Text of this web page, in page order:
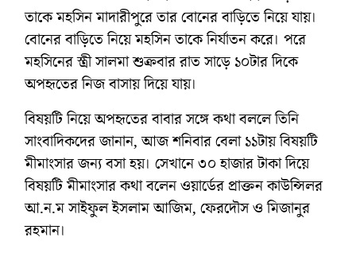
তাকে মহসিন মাদারীপুরে তার বোনের বাড়িতে নিয়ে যায়।
বোনের বাড়িতে নিয়ে মহসিন তাকে নির্যাতন করে। পরে
মহসিনের স্ত্রী সালমা শুক্রবার রাত সাড়ে ১০টার দিকে
অপহৃতের নিজ বাসায় দিয়ে যায়।
বিষয়টি নিয়ে অপহৃতের বাবার সঙ্গে কথা বললে তিনি
সাংবাদিকদের জানান, আজ শনিবার বেলা ১১টায় বিষয়টি
মীমাংসার জন্য বসা হয়। সেখানে ৩০ হাজার টাকা দিয়ে
বিষয়টি মীমাংসার কথা বলেন ওয়ার্ডের প্রাক্তন কাউন্সিলর
আ.ন.ম সাইফুল ইসলাম আজিম, ফেরদৌস ও মিজানুর
রহমান।